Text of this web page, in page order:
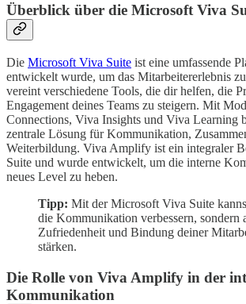
Überblick über die Microsoft Viva
Die Microsoft Viva Suite ist eine umfassende
entwickelt wurde, um das Mitarbeitererlebnis
vereint verschiedene Tools, die dir helfen, die
Engagement deines Teams zu steigern. Mit
Connections, Viva Insights und Viva Learning
zentrale Lösung für Kommunikation,
Weiterbildung. Viva Amplify ist ein integraler
Suite und wurde entwickelt, um die interne
neues Level zu heben.
Tipp: Mit der Microsoft Viva Suite
die Kommunikation verbessern, sondern
Zufriedenheit und Bindung deiner
stärken.
Die Rolle von Viva Amplify in der
Kommunikation